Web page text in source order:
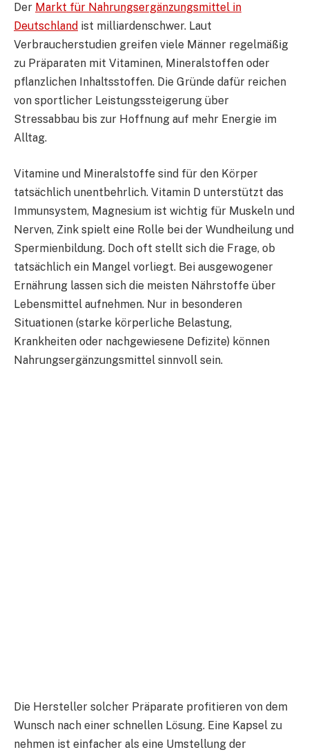
Der Markt für Nahrungsergänzungsmittel in
Deutschland ist milliardenschwer. Laut
Verbraucherstudien greifen viele Männer regelmäßig
zu Präparaten mit Vitaminen, Mineralstoffen oder
pflanzlichen Inhaltsstoffen. Die Gründe dafür reichen
von sportlicher Leistungssteigerung über
Stressabbau bis zur Hoffnung auf mehr Energie im
Alltag.
Vitamine und Mineralstoffe sind für den Körper
tatsächlich unentbehrlich. Vitamin D unterstützt das
Immunsystem, Magnesium ist wichtig für Muskeln und
Nerven, Zink spielt eine Rolle bei der Wundheilung und
Spermienbildung. Doch oft stellt sich die Frage, ob
tatsächlich ein Mangel vorliegt. Bei ausgewogener
Ernährung lassen sich die meisten Nährstoffe über
Lebensmittel aufnehmen. Nur in besonderen
Situationen (starke körperliche Belastung,
Krankheiten oder nachgewiesene Defizite) können
Nahrungsergänzungsmittel sinnvoll sein.
Die Hersteller solcher Präparate profitieren von dem
Wunsch nach einer schnellen Lösung. Eine Kapsel zu
nehmen ist einfacher als eine Umstellung der